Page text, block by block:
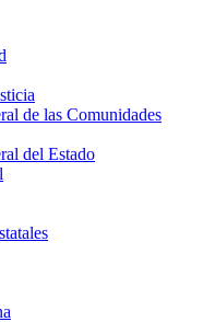
de las Comunidades
del Estado